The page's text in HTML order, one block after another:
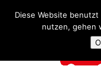
Diese Website
nutzen, gehen